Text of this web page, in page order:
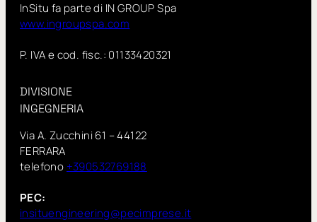
InSitu fa parte di IN GROUP Spa
www.ingroupspa.com
P. IVA e cod. fisc.: 01133420321
DIVISIONE
INGEGNERIA
Via A. Zucchini 61 – 44122
FERRARA
telefono +390532769188
PEC:
insituengineering@pecimprese.it